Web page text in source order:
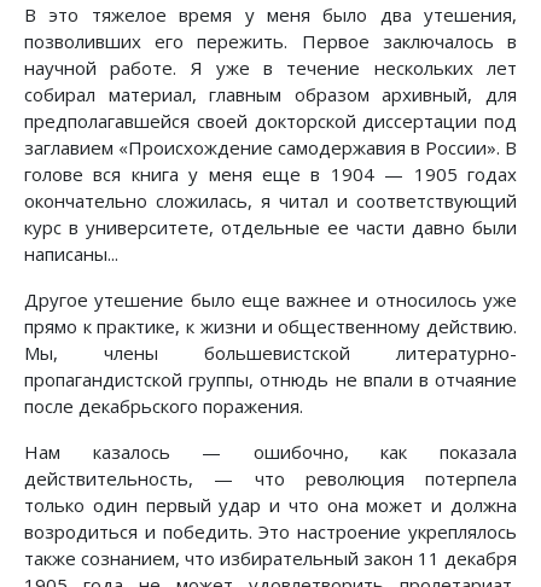
В это тяжелое время у меня было два утешения,
позволивших его пережить. Первое заключалось в
научной работе. Я уже в течение нескольких лет
собирал материал, главным образом архивный, для
предполагавшейся своей докторской диссертации под
заглавием «Происхождение самодержавия в России». В
голове вся книга у меня еще в 1904 — 1905 годах
окончательно сложилась, я читал и соответствующий
курс в университете, отдельные ее части давно были
написаны...
Другое утешение было еще важнее и относилось уже
прямо к практике, к жизни и общественному действию.
Мы, члены большевистской литературно-
пропагандистской группы, отнюдь не впали в отчаяние
после декабрьского поражения.
Нам казалось — ошибочно, как показала
действительность, — что революция потерпела
только один первый удар и что она может и должна
возродиться и победить. Это настроение укреплялось
также сознанием, что избирательный закон 11 декабря